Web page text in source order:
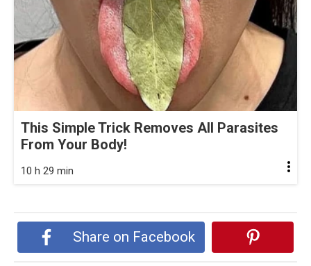
This Simple Trick Removes All Parasites
From Your Body!
10 h 29 min
Share on Facebook